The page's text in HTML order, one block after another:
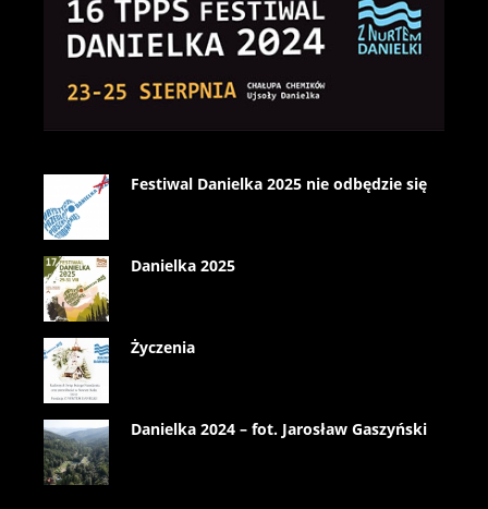
Festiwal Danielka 2025 nie odbędzie się
Danielka 2025
Życzenia
Danielka 2024 – fot. Jarosław Gaszyński